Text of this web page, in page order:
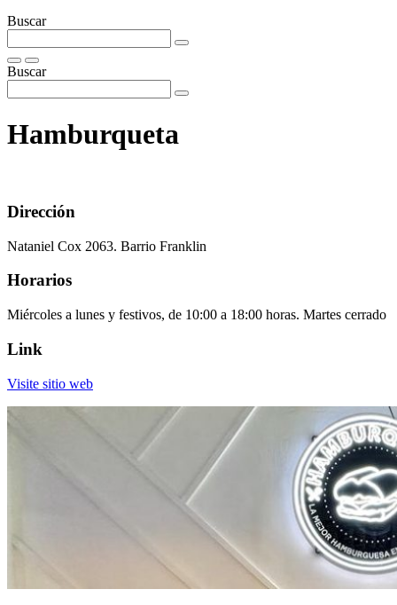
Buscar
Buscar
Hamburqueta
Dirección
Nataniel Cox 2063. Barrio Franklin
Horarios
Miércoles a lunes y festivos, de 10:00 a 18:00 horas. Martes cerrado
Link
Visite sitio web